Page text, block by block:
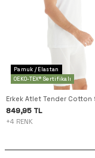
Pamuk / Elastan
OEKO-TEX® Sertifikalı
849,95 TL
+4 RENK